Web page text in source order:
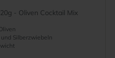
- Oliven Cocktail Mix
Silberzwiebeln